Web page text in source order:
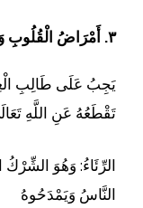
٣. أَمْرَاضُ الْقُلُوبِ وَمُفْسِدَاتُهَا
يَجِبُ عَلَى طَالِبِ
تَقْطَعُهُ عَنِ اللَّهِ
الرِّئَاءُ: وَهُوَ الشِّرْكُ
النَّاسُ وَيَمْدَحُوهُ